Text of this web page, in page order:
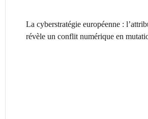
La cyberstratégie européenne :
révèle un conflit numérique en